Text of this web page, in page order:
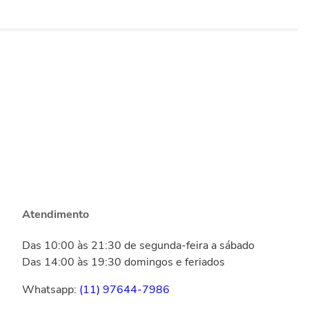
Atendimento
Das 10:00 às 21:30 de segunda-feira a sábado
Das 14:00 às 19:30 domingos e feriados
Whatsapp: (11) 97644-7986